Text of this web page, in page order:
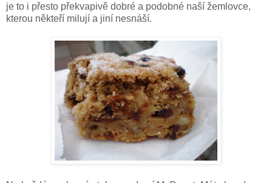
je to i přesto překvapivě dobré a podobné naší žemlovce,
kterou někteří milují a jiní nesnáší.